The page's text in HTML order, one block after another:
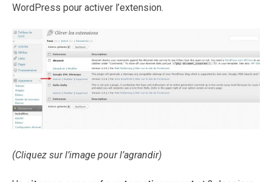
WordPress pour activer l’extension.
(Cliquez sur l’image pour l’agrandir)